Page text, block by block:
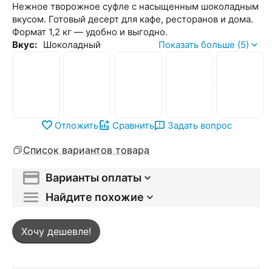
Нежное творожное суфле с насыщенным шоколадным
вкусом. Готовый десерт для кафе, ресторанов и дома.
Формат 1,2 кг — удобно и выгодно.
Вкус: Шоколадный Показать больше (5)
Отложить Сравнить Задать вопрос
Список вариантов товара
Варианты оплаты
Найдите похожие
Хочу дешевле!